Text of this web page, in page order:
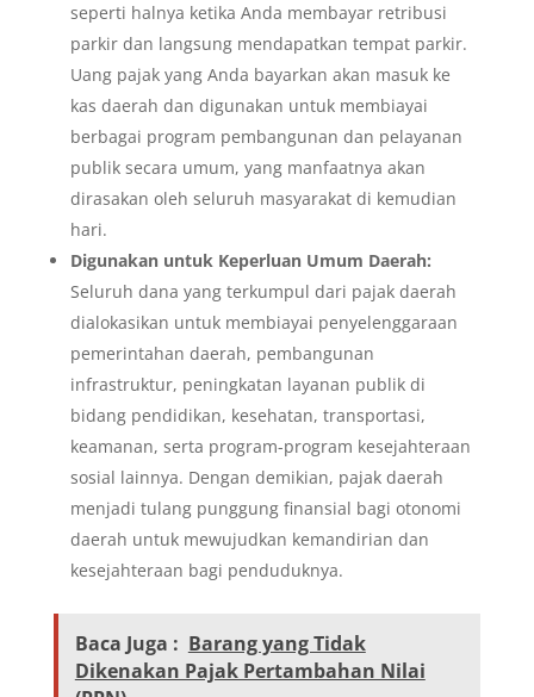
seperti halnya ketika Anda membayar retribusi
parkir dan langsung mendapatkan tempat parkir.
Uang pajak yang Anda bayarkan akan masuk ke
kas daerah dan digunakan untuk membiayai
berbagai program pembangunan dan pelayanan
publik secara umum, yang manfaatnya akan
dirasakan oleh seluruh masyarakat di kemudian
hari.
Digunakan untuk Keperluan Umum Daerah:
Seluruh dana yang terkumpul dari pajak daerah
dialokasikan untuk membiayai penyelenggaraan
pemerintahan daerah, pembangunan
infrastruktur, peningkatan layanan publik di
bidang pendidikan, kesehatan, transportasi,
keamanan, serta program-program kesejahteraan
sosial lainnya. Dengan demikian, pajak daerah
menjadi tulang punggung finansial bagi otonomi
daerah untuk mewujudkan kemandirian dan
kesejahteraan bagi penduduknya.
Baca Juga : Barang yang Tidak
Dikenakan Pajak Pertambahan Nilai